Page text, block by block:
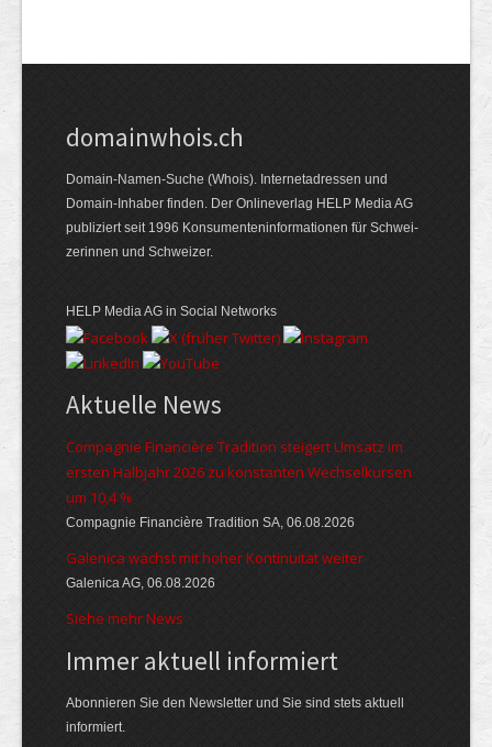
domainwhois.ch
Domain-Namen-Suche (Whois). Internet­adressen und
Domain-Inhaber finden. Der Online­verlag HELP Media AG
publiziert seit 1996 Konsumenten­informationen für Schwei­
zerinnen und Schweizer.
HELP Media AG in Social Networks
Aktuelle News
Compagnie Financière Tradition steigert Umsatz im
ersten Halbjahr 2026 zu konstanten Wechselkursen
um 10,4 %
Compagnie Financière Tradition SA, 06.08.2026
Galenica wächst mit hoher Kontinuität weiter
Galenica AG, 06.08.2026
Siehe mehr News
Immer aktuell informiert
Abonnieren Sie den Newsletter und Sie sind stets aktuell
informiert.